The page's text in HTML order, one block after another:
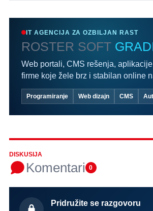
IT AGENCIJA ZA OZBILJAN RAST
ROSTER SOFT
Web portali, CMS rešenja,
firme koje žele brz i stabilan online
Programiranje Web dizajn CMS
DISKUSIJA
Komentari 0
Pridružite se razgovoru